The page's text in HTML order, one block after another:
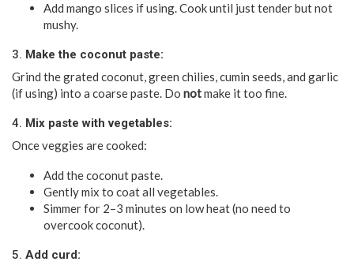
Add mango slices if using. Cook until just tender but not
mushy.
3. Make the coconut paste:
Grind the grated coconut, green chilies, cumin seeds, and garlic
(if using) into a coarse paste. Do notmake it too fine.
4. Mix paste with vegetables:
Once veggies are cooked:
Add the coconut paste.
Gently mix to coat all vegetables.
Simmer for 2–3 minutes on low heat (no need to
overcook coconut).
5. Add curd: